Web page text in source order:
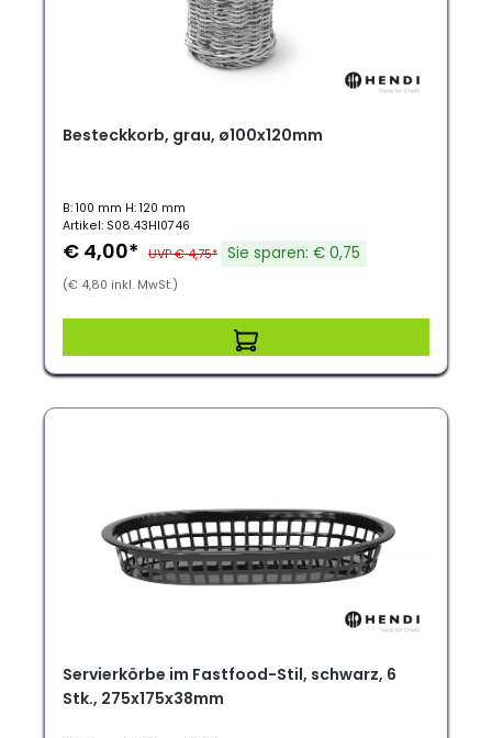
Besteckkorb, grau, ø100x120mm
B: 100 mm H: 120 mm
Artikel: S08.43HI0746
€ 4,00* UVP € 4,75* Sie sparen: € 0,75
(€ 4,80 inkl. MwSt.)
Servierkörbe im Fastfood-Stil, schwarz, 6
Stk., 275x175x38mm